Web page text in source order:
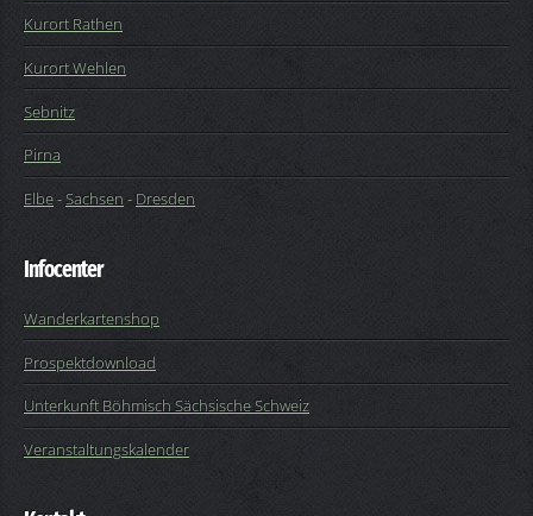
Kurort Rathen
Kurort Wehlen
Sebnitz
Pirna
Elbe-Sachsen - Dresden
Infocenter
Wanderkartenshop
Prospektdownload
Unterkunft Böhmisch Sächsische Schweiz
Veranstaltungskalender